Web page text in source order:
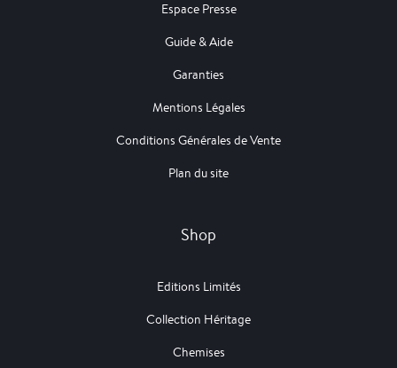
Espace Presse
Guide & Aide
Garanties
Mentions Légales
Conditions Générales de Vente
Plan du site
Shop
Editions Limités
Collection Héritage
Chemises